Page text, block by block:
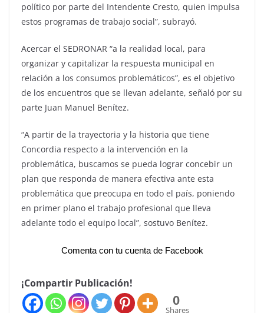
político por parte del Intendente Cresto, quien impulsa
estos programas de trabajo social”, subrayó.
Acercar el SEDRONAR “a la realidad local, para
organizar y capitalizar la respuesta municipal en
relación a los consumos problemáticos”, es el objetivo
de los encuentros que se llevan adelante, señaló por su
parte Juan Manuel Benítez.
“A partir de la trayectoria y la historia que tiene
Concordia respecto a la intervención en la
problemática, buscamos se pueda lograr concebir un
plan que responda de manera efectiva ante esta
problemática que preocupa en todo el país, poniendo
en primer plano el trabajo profesional que lleva
adelante todo el equipo local”, sostuvo Benítez.
Comenta con tu cuenta de Facebook
¡Compartir Publicación!
0
Shares